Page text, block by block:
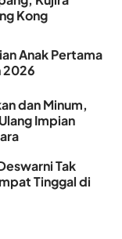
Kong
Anak Pertama
2026
dan Minum,
Impian
Tak
Tinggal di